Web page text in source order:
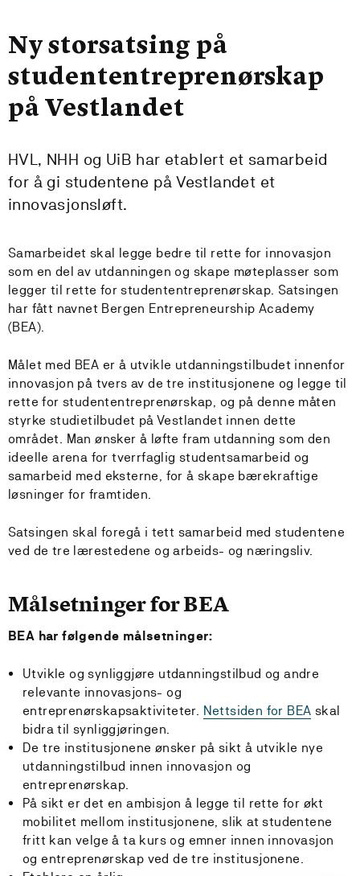
Ny storsatsing på
studententreprenørskap
på Vestlandet
HVL, NHH og UiB har etablert et samarbeid
for å gi studentene på Vestlandet et
innovasjonsløft.
Samarbeidet skal legge bedre til rette for innovasjon
som en del av utdanningen og skape møteplasser som
legger til rette for studententreprenørskap. Satsingen
har fått navnet Bergen Entrepreneurship Academy
(BEA).
Målet med BEA er å utvikle utdanningstilbudet innenfor
innovasjon på tvers av de tre institusjonene og legge til
rette for studententreprenørskap, og på denne måten
styrke studietilbudet på Vestlandet innen dette
området. Man ønsker å løfte fram utdanning som den
ideelle arena for tverrfaglig studentsamarbeid og
samarbeid med eksterne, for å skape bærekraftige
løsninger for framtiden.
Satsingen skal foregå i tett samarbeid med studentene
ved de tre lærestedene og arbeids- og næringsliv.
Målsetninger for BEA
BEA har følgende målsetninger:
Utvikle og synliggjøre utdanningstilbud og andre
relevante innovasjons- og
entreprenørskapsaktiviteter. Nettsiden for BEA skal
bidra til synliggjøringen.
De tre institusjonene ønsker på sikt å utvikle nye
utdanningstilbud innen innovasjon og
entreprenørskap.
På sikt er det en ambisjon å legge til rette for økt
mobilitet mellom institusjonene, slik at studentene
fritt kan velge å ta kurs og emner innen innovasjon
og entreprenørskap ved de tre institusjonene.